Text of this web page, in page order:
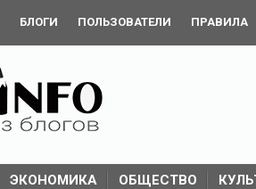
БЛОГИ ПОЛЬЗОВАТЕЛИ ПРАВИЛА
ЭКОНОМИКА ОБЩЕСТВО